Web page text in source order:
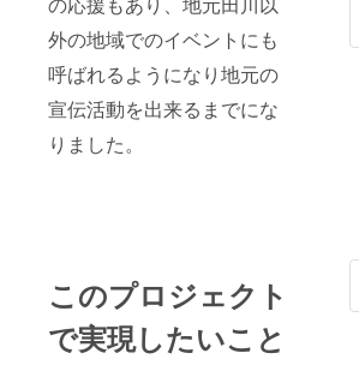
外の地域でのイベントにも
呼ばれるようになり地元の
宣伝活動を出来るまでにな
りました。
このプロジェクト
で実現したいこと